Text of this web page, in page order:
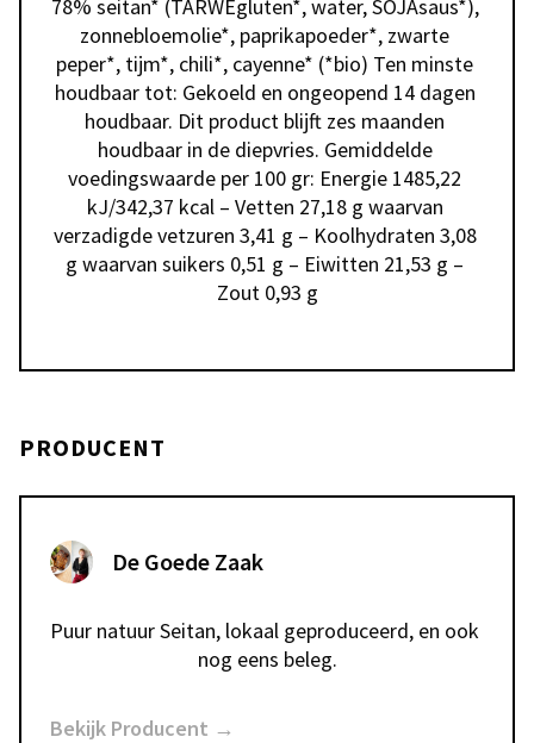
78% seitan* (TARWEgluten*, water, SOJAsaus*),
zonnebloemolie*, paprikapoeder*, zwarte
peper*, tijm*, chili*, cayenne* (*bio) Ten minste
houdbaar tot: Gekoeld en ongeopend 14 dagen
houdbaar. Dit product blijft zes maanden
houdbaar in de diepvries. Gemiddelde
voedingswaarde per 100 gr: Energie 1485,22
kJ/342,37 kcal – Vetten 27,18 g waarvan
verzadigde vetzuren 3,41 g – Koolhydraten 3,08
g waarvan suikers 0,51 g – Eiwitten 21,53 g –
Zout 0,93 g
PRODUCENT
De Goede Zaak
Puur natuur Seitan, lokaal geproduceerd, en ook
nog eens beleg.
Bekijk Producent →